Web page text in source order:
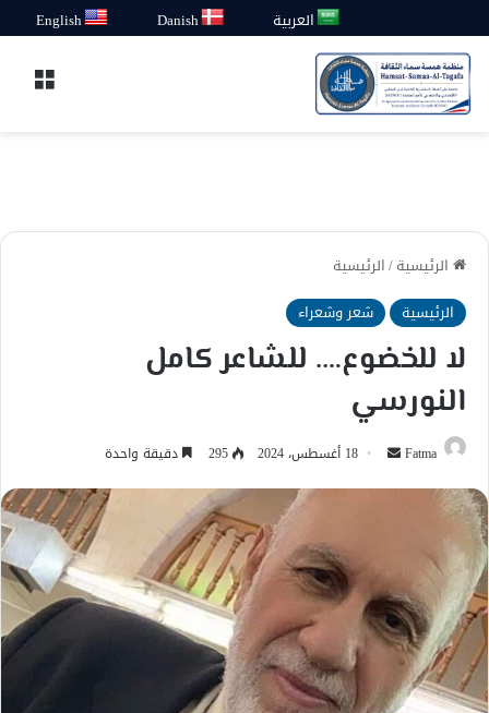
العربية Danish
English
الرئيسية/الرئيسية
الرئيسية
شعر وشعراء
لا للخضوع…. للشاعر كامل
النورسي
Fatma
أرسل 18 أغسطس، 2024 295 دقيقة واحدة